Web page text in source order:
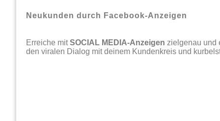
Neukunden durch Facebook-Anzeigen
Erreiche mitSOCIAL MEDIA-Anzeigen zielgenau und
den viralen Dialog mit deinem Kundenkreis und